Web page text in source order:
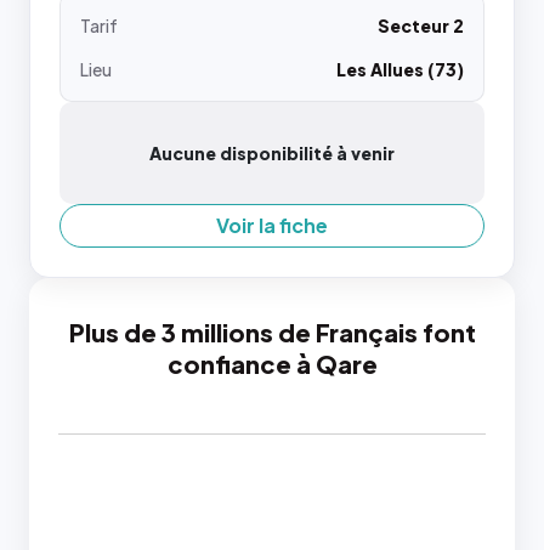
Tarif
Secteur 2
Lieu
Les Allues (73)
Aucune disponibilité à venir
Voir la fiche
Plus de 3 millions de Français font
confiance à Qare